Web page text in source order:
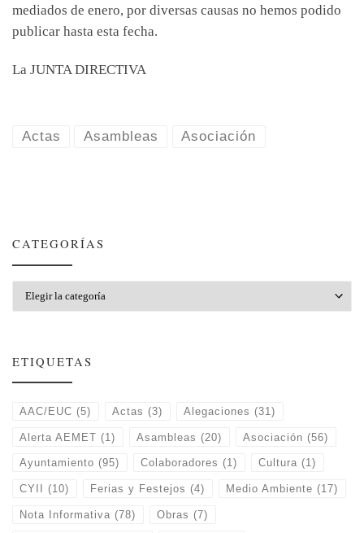
mediados de enero, por diversas causas no hemos podido
publicar hasta esta fecha.
La JUNTA DIRECTIVA
Actas Asambleas Asociación
CATEGORÍAS
ETIQUETAS
AAC/EUC (5) Actas (3) Alegaciones (31)
Alerta AEMET (1) Asambleas (20) Asociación (56)
Ayuntamiento (95) Colaboradores (1) Cultura (1)
CYII (10) Ferias y Festejos (4) Medio Ambiente (17)
Nota Informativa (78) Obras (7)